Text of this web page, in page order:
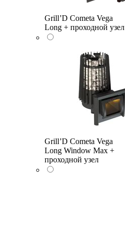
Grill’D Cometa Vega
Long + проходной узел
Grill’D Cometa Vega
Long Window Max +
проходной узел